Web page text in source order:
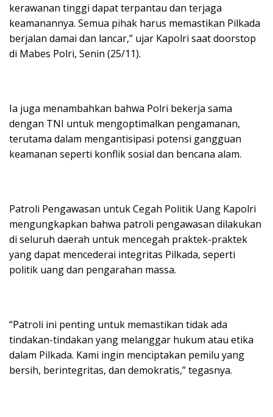
kerawanan tinggi dapat terpantau dan terjaga
keamanannya. Semua pihak harus memastikan Pilkada
berjalan damai dan lancar,” ujar Kapolri saat doorstop
di Mabes Polri, Senin (25/11).
Ia juga menambahkan bahwa Polri bekerja sama
dengan TNI untuk mengoptimalkan pengamanan,
terutama dalam mengantisipasi potensi gangguan
keamanan seperti konflik sosial dan bencana alam.
Patroli Pengawasan untuk Cegah Politik Uang Kapolri
mengungkapkan bahwa patroli pengawasan dilakukan
di seluruh daerah untuk mencegah praktek-praktek
yang dapat mencederai integritas Pilkada, seperti
politik uang dan pengarahan massa.
“Patroli ini penting untuk memastikan tidak ada
tindakan-tindakan yang melanggar hukum atau etika
dalam Pilkada. Kami ingin menciptakan pemilu yang
bersih, berintegritas, dan demokratis,” tegasnya.